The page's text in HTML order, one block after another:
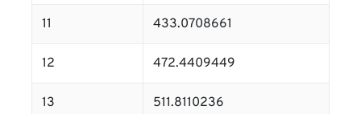
11 433.0708661
12 472.4409449
13 511.8110236